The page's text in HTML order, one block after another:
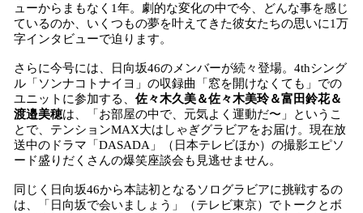
ューからまもなく1年。劇的な変化の中で今、どんな事を感じ
ているのか、いくつもの夢を叶えてきた彼女たちの思いに1万
字インタビューで迫ります。
さらに今号には、日向坂46のメンバーが続々登場。4thシング
ル「ソンナコトナイヨ」の収録曲「窓を開けなくても」での
ユニットに参加する、 佐々木久美＆佐々木美玲＆富田鈴花＆
渡邉美穂は、「お部屋の中で、元気よく運動だ〜」というこ
とで、テンションMAX大はしゃぎグラビアをお届け。現在放
送中のドラマ「DASADA」（日本テレビほか）の撮影エピソ
ード盛りだくさんの爆笑座談会も見逃せません。
同じく日向坂46から本誌初となるソログラビアに挑戦するの
は、「日向坂で会いましょう」（テレビ東京）でトークとボ